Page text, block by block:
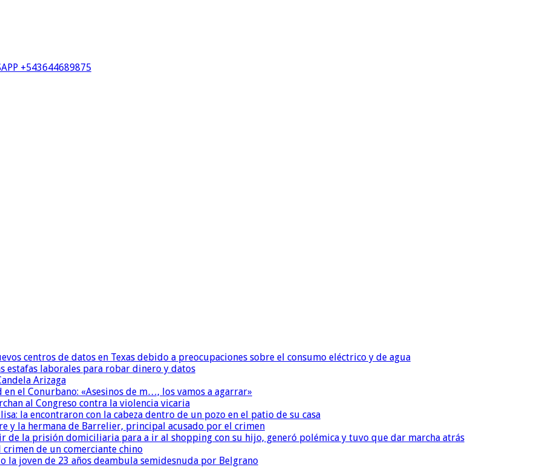
+543644689875
centros de datos en Texas debido a preocupaciones sobre el consumo eléctrico y de agua
estafas laborales para robar dinero y datos
Arizaga
el Conurbano: «Asesinos de m…, los vamos a agarrar»
al Congreso contra la violencia vicaria
la encontraron con la cabeza dentro de un pozo en el patio de su casa
y la hermana de Barrelier, principal acusado por el crimen
de la prisión domiciliaria para a ir al shopping con su hijo, generó polémica y tuvo que dar marcha atrás
de un comerciante chino
la joven de 23 años deambula semidesnuda por Belgrano